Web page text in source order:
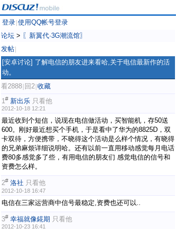
登录 使用QQ帐号登录
论坛 > 〖新翼代·3G潮流馆〗
发帖
[安卓讨论] 了解电信的朋友进来看哈,关于电信最新作的活
动。
看2888 回2 收藏
1# 新出乐 只看他
2012-10-18 12:21
最近收到个短信，说现在电信做活动，买智能机，存50送
600。刚好最近想买个手机，于是看中了华为的8825D，双
卡双待，方便携带，不晓得这个活动是么样个情况，有晓得
的兄弟麻烦详细说明哈。还有以前一直用移动感觉每月电话
费80多感觉多了些，有用电信的朋友们 感觉电信的信号和
资费怎么样。
2# 洛社 只看他
2012-10-18 16:47
电信在三家运营商中信号最稳定,资费也还可以..
3# 幸福就像錵期 只看他
2012-10-23 16:41